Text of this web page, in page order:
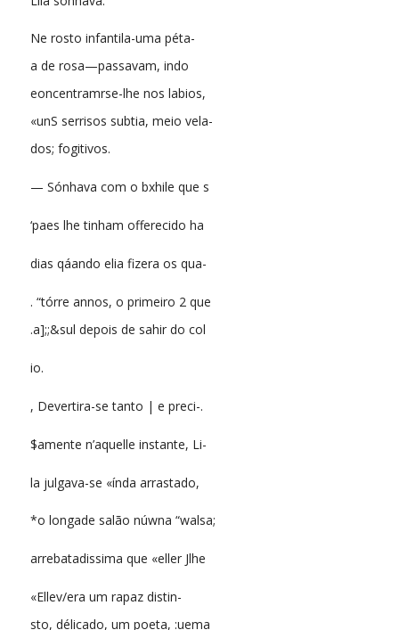
Ne rosto infantila-uma péta-
a de rosa—passavam, indo
eoncentramrse-lhe nos labios,
«unS serrisos subtia, meio vela-
dos; fogitivos.
— Sónhava com o bxhile que s
‘paes lhe tinham offerecido ha
dias qáando elia fizera os qua-
. “tórre annos, o primeiro 2 que
.a];;&sul depois de sahir do col
io.
, Devertira-se tanto | e preci-.
$amente n’aquelle instante, Li-
la julgava-se «índa arrastado,
*o longade salão núwna “walsa;
arrebatadissima que «eller Jlhe
«Ellev/era um rapaz distin-
sto, délicado, um poeta, :uema